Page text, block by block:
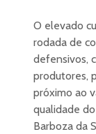
O elevado
rodada de
defensivos,
produtores,
próximo ao
qualidade
Barboza da